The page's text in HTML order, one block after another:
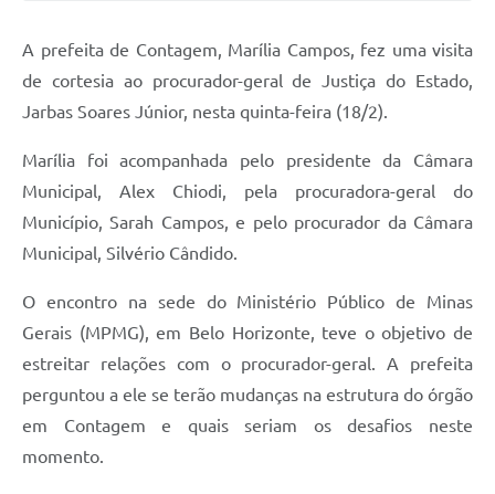
A prefeita de Contagem, Marília Campos, fez uma visita
de cortesia ao procurador-geral de Justiça do Estado,
Jarbas Soares Júnior, nesta quinta-feira (18/2).
Marília foi acompanhada pelo presidente da Câmara
Municipal, Alex Chiodi, pela procuradora-geral do
Município, Sarah Campos, e pelo procurador da Câmara
Municipal, Silvério Cândido.
O encontro na sede do Ministério Público de Minas
Gerais (MPMG), em Belo Horizonte, teve o objetivo de
estreitar relações com o procurador-geral. A prefeita
perguntou a ele se terão mudanças na estrutura do órgão
em Contagem e quais seriam os desafios neste
momento.